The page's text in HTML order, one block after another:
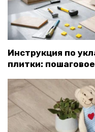
Инструкция по
плитки: